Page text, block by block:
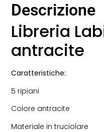
Descrizione
Libreria
antracite
Caratteristiche:
5 ripiani
Colore antracite
Materiale in truciolare